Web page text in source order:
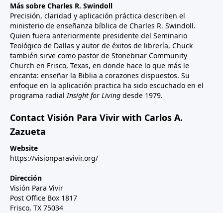
Más sobre Charles R. Swindoll
Precisión, claridad y aplicación práctica describen el
ministerio de enseñanza bíblica de Charles R. Swindoll.
Quien fuera anteriormente presidente del Seminario
Teológico de Dallas y autor de éxitos de librería, Chuck
también sirve como pastor de Stonebriar Community
Church en Frisco, Texas, en donde hace lo que más le
encanta: enseñar la Biblia a corazones dispuestos. Su
enfoque en la aplicación practica ha sido escuchado en el
programa radial Insight for Living desde 1979.
Contact Visión Para Vivir with Carlos A.
Zazueta
Website
https://visionparavivir.org/
Dirección
Visión Para Vivir
Post Office Box 1817
Frisco, TX 75034